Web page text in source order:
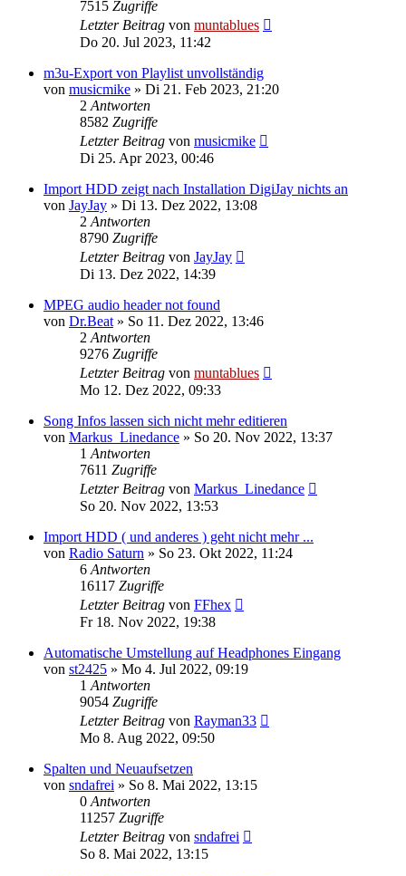
7515 Zugriffe
Letzter Beitrag von muntablues
Do 20. Jul 2023, 11:42
m3u-Export von Playlist unvollständig
von musicmike » Di 21. Feb 2023, 21:20
2 Antworten
8582 Zugriffe
Letzter Beitrag von musicmike
Di 25. Apr 2023, 00:46
Import HDD zeigt nach Installation DigiJay nichts an
von JayJay » Di 13. Dez 2022, 13:08
2 Antworten
8790 Zugriffe
Letzter Beitrag von JayJay
Di 13. Dez 2022, 14:39
MPEG audio header not found
von Dr.Beat » So 11. Dez 2022, 13:46
2 Antworten
9276 Zugriffe
Letzter Beitrag von muntablues
Mo 12. Dez 2022, 09:33
Song Infos lassen sich nicht mehr editieren
von Markus_Linedance » So 20. Nov 2022, 13:37
1 Antworten
7611 Zugriffe
Letzter Beitrag von Markus_Linedance
So 20. Nov 2022, 13:53
Import HDD ( und anderes ) geht nicht mehr ...
von Radio Saturn » So 23. Okt 2022, 11:24
6 Antworten
16117 Zugriffe
Letzter Beitrag von FFhex
Fr 18. Nov 2022, 19:38
Automatische Umstellung auf Headphones Eingang
von st2425 » Mo 4. Jul 2022, 09:19
1 Antworten
9054 Zugriffe
Letzter Beitrag von Rayman33
Mo 8. Aug 2022, 09:50
Spalten und Neuaufsetzen
von sndafrei » So 8. Mai 2022, 13:15
0 Antworten
11257 Zugriffe
Letzter Beitrag von sndafrei
So 8. Mai 2022, 13:15